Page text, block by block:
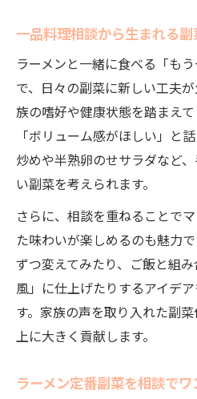
一品料理相談から生まれる
ラーメンと一緒に食べる「も
で、日々の副菜に新しい工夫
族の嗜好や健康状態を踏まえ
「ボリューム感がほしい」と
炒めや半熟卵のせサラダなど
い副菜を考えられます。
さらに、相談を重ねることで
た味わいが楽しめるのも魅力
ずつ変えてみたり、ご飯と組
風」に仕上げたりするアイデ
す。家族の声を取り入れた副
上に大きく貢献します。
ラーメン定番副菜を相談で